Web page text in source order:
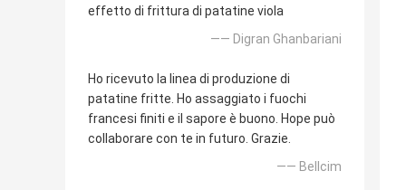
effetto di frittura di patatine viola
—— Digran Ghanbariani
Ho ricevuto la linea di produzione di
patatine fritte. Ho assaggiato i fuochi
francesi finiti e il sapore è buono. Hope può
collaborare con te in futuro. Grazie.
—— Bellcim